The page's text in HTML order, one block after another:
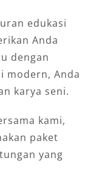
edukasi
Anda
dengan
modern, Anda
karya seni.
kami,
paket
yang